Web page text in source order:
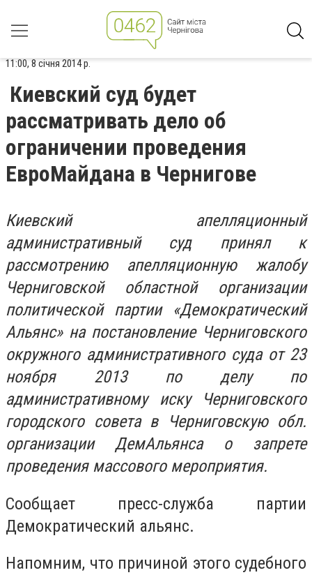
11:00, 8 січня 2014 р.
Киевский суд будет
рассматривать дело об
ограничении проведения
ЕвроМайдана в Чернигове
Киевский апелляционный
административный суд принял к
рассмотрению апелляционную жалобу
Черниговской областной организации
политической партии «Демократический
Альянс» на постановление Черниговского
окружного административного суда от 23
ноября 2013 по делу по
административному иску Черниговского
городского совета в Черниговскую обл.
организации ДемАльянса о запрете
проведения массового мероприятия.
Сообщает пресс-служба партии
Демократический альянс.
Напомним, что причиной этого судебного